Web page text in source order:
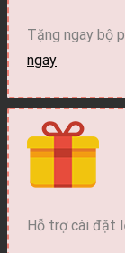
lượng
Tặng ngay bộ
ngay
Hỗ trợ cài đặt